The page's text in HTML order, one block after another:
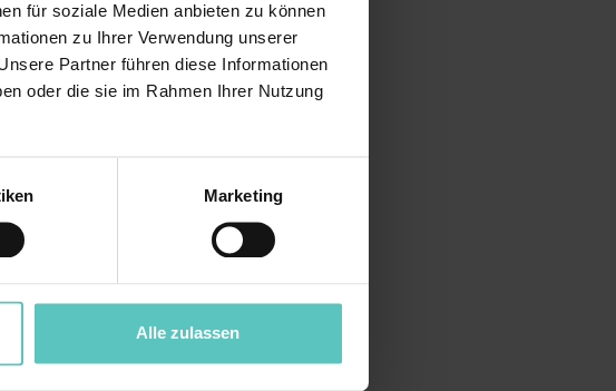
für soziale Medien anbieten zu können
zu Ihrer Verwendung unserer
Partner führen diese Informationen
oder die sie im Rahmen Ihrer Nutzung
Marketing
Alle zulassen